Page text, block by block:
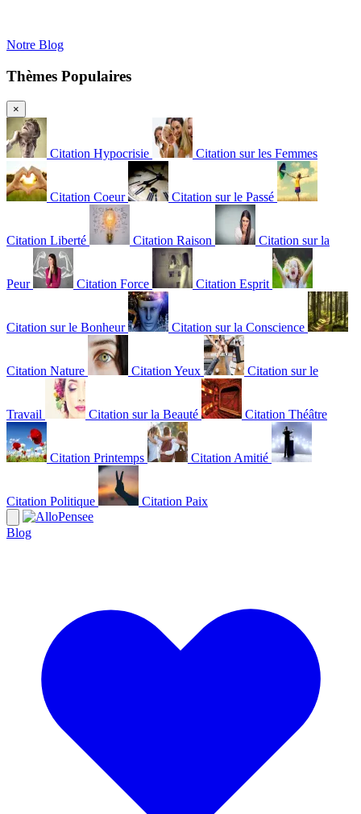
Notre Blog
Thèmes Populaires
×
Citation Hypocrisie Citation sur les Femmes
Citation Coeur Citation sur le Passé
Citation Liberté Citation Raison Citation sur la
Peur Citation Force Citation Esprit
Citation sur le Bonheur Citation sur la Conscience
Citation Nature Citation Yeux Citation sur le
Travail Citation sur la Beauté Citation Théâtre
Citation Printemps Citation Amitié
Citation Politique Citation Paix
Blog